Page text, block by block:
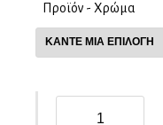
Προϊόν - Χρώμα